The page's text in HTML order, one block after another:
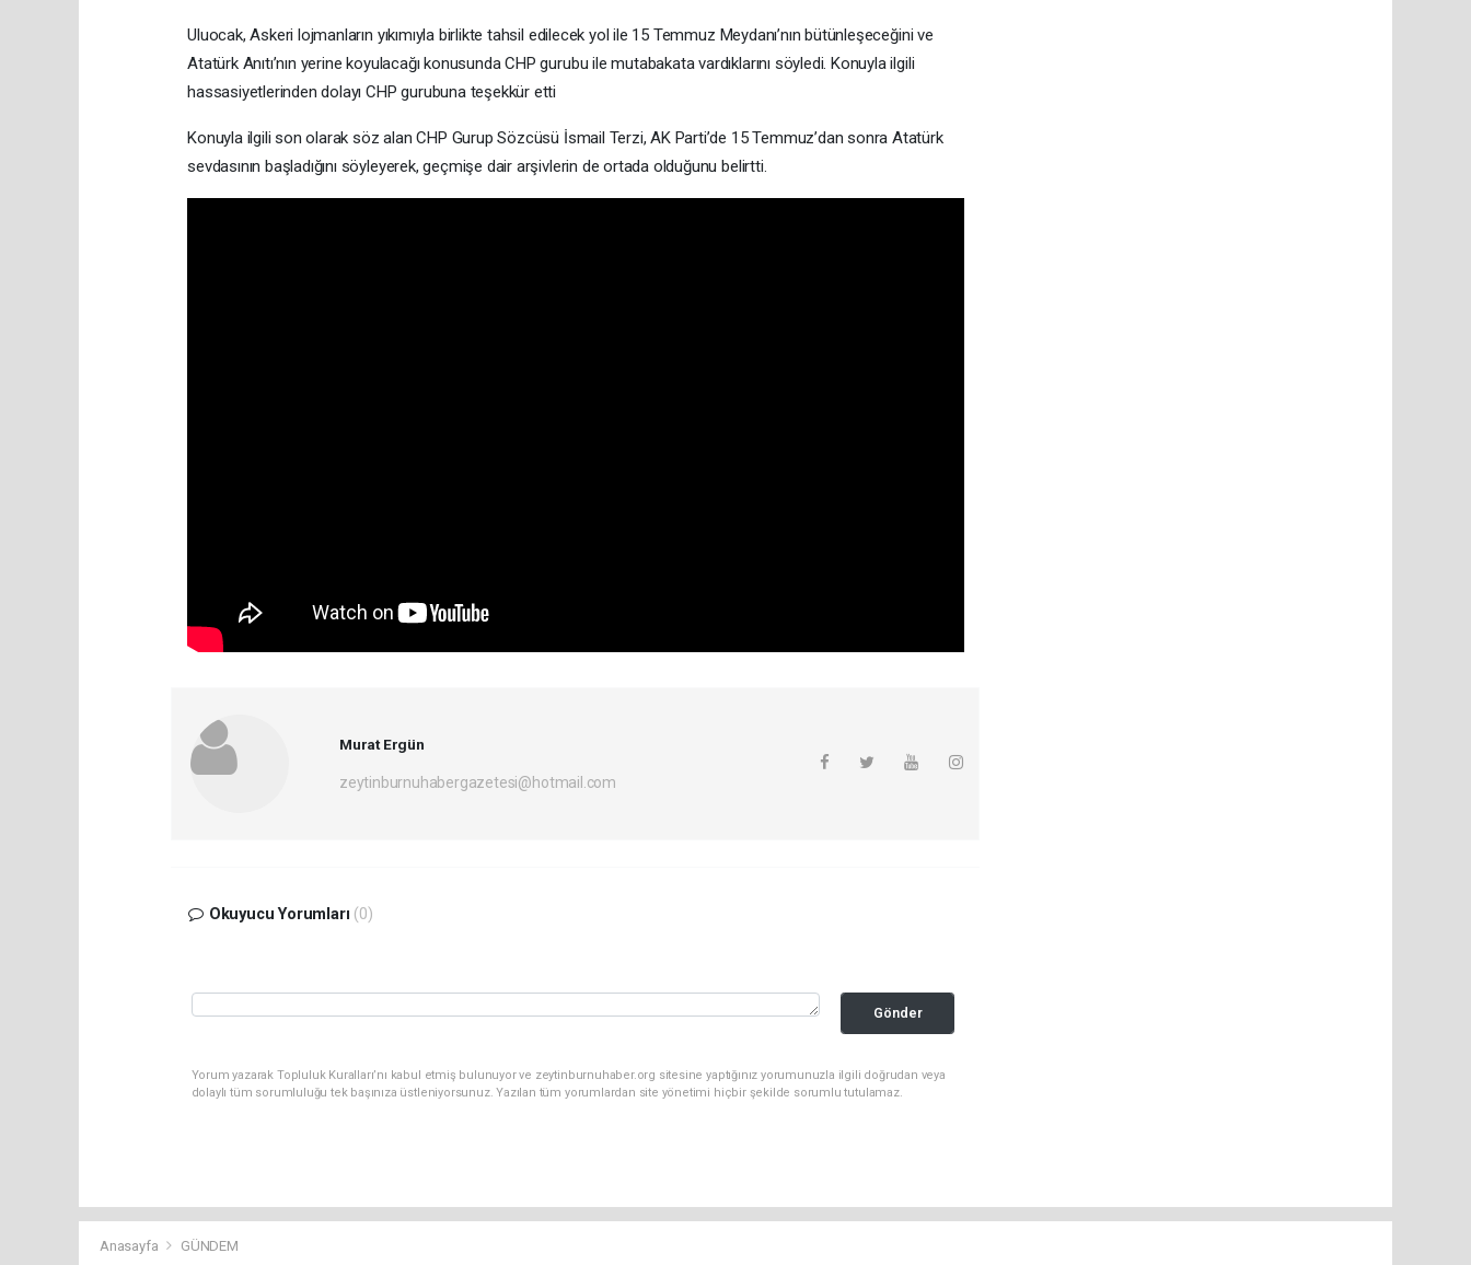
Uluocak, Askeri lojmanların yıkımıyla birlikte tahsil edilecek yol ile 15 Temmuz Meydanı’nın bütünleşeceğini ve
Atatürk Anıtı’nın yerine koyulacağı konusunda CHP gurubu ile mutabakata vardıklarını söyledi. Konuyla ilgili
hassasiyetlerinden dolayı CHP gurubuna teşekkür etti
Konuyla ilgili son olarak söz alan CHP Gurup Sözcüsü İsmail Terzi, AK Parti’de 15 Temmuz’dan sonra Atatürk
sevdasının başladığını söyleyerek, geçmişe dair arşivlerin de ortada olduğunu belirtti.
Murat Ergün
zeytinburnuhabergazetesi@hotmail.com
Okuyucu Yorumları (0)
Gönder
Yorum yazarak Topluluk Kuralları’nı kabul etmiş bulunuyor ve zeytinburnuhaber.org sitesine yaptığınız yorumunuzla ilgili doğrudan veya
dolaylı tüm sorumluluğu tek başınıza üstleniyorsunuz. Yazılan tüm yorumlardan site yönetimi hiçbir şekilde sorumlu tutulamaz.
Anasayfa GÜNDEM